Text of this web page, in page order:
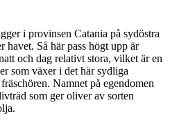
i provinsen Catania på sydöstra
havet. Så här pass högt upp är
och dag relativt stora, vilket är en
som växer i det här sydliga
Namnet på egendomen
som ger oliver av sorten